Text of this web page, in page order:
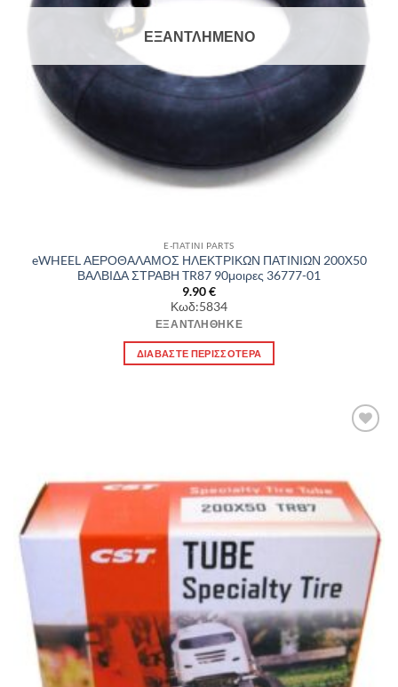
ΕΞΑΝΤΛΗΜΈΝΟ
E-ΠΑΤΙΝΙ PARTS
eWHEEL ΑΕΡΟΘΑΛΑΜΟΣ ΗΛΕΚΤΡΙΚΩΝ ΠΑΤΙΝΙΩΝ 200X50
ΒΑΛΒΙΔΑ ΣΤΡΑΒΗ TR87 90μοιρες 36777-01
9.90€
Κωδ:5834
ΕΞΑΝΤΛΉΘΗΚΕ
ΔΙΑΒΆΣΤΕ ΠΕΡΙΣΣΌΤΕΡΑ